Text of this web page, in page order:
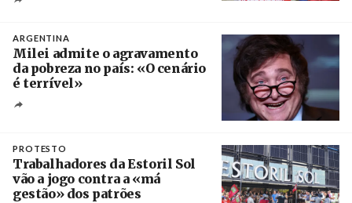
ARGENTINA
Milei admite o agravamento
da pobreza no país: «O cenário
é terrível»
PROTESTO
Trabalhadores da Estoril Sol
vão a jogo contra a «má
gestão» dos patrões